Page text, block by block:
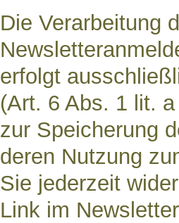
Die Verarbeitung
erfolgt
(Art. 6 Abs. 1 lit.
zur Speicherung
deren Nutzung
Sie jederzeit
Link im